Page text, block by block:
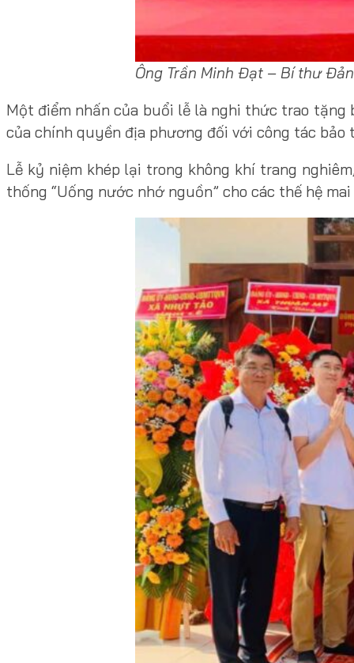
Ông Trần Minh Đạt – Bí thư
Một điểm nhấn của buổi lễ là nghi thức trao tặng
của chính quyền địa phương đối với công tác bảo
Lễ kỷ niệm khép lại trong không khí trang
thống “Uống nước nhớ nguồn” cho các thế hệ mai